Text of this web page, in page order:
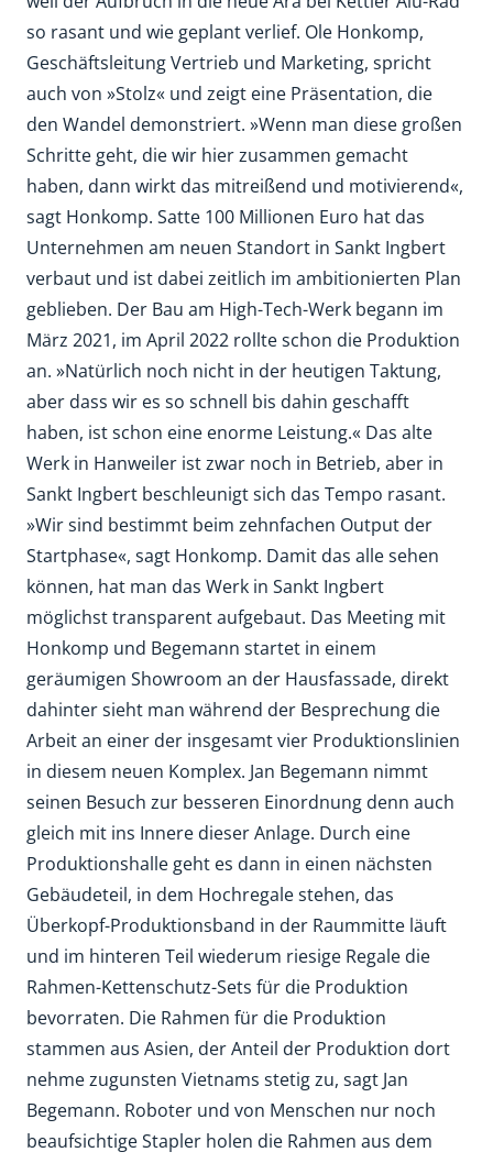
so rasant und wie geplant verlief. Ole Honkomp,
Geschäftsleitung Vertrieb und Marketing, spricht
auch von »Stolz« und zeigt eine Präsentation, die
den Wandel demonstriert. »Wenn man diese großen
Schritte geht, die wir hier zusammen gemacht
haben, dann wirkt das mitreißend und motivierend«,
sagt Honkomp. Satte 100 Millionen Euro hat das
Unternehmen am neuen Standort in Sankt Ingbert
verbaut und ist dabei zeitlich im ambitionierten Plan
geblieben. Der Bau am High-Tech-Werk begann im
März 2021, im April 2022 rollte schon die Produktion
an. »Natürlich noch nicht in der heutigen Taktung,
aber dass wir es so schnell bis dahin geschafft
haben, ist schon eine enorme Leistung.« Das alte
Werk in Hanweiler ist zwar noch in Betrieb, aber in
Sankt Ingbert beschleunigt sich das Tempo rasant.
»Wir sind bestimmt beim zehnfachen Output der
Startphase«, sagt Honkomp. Damit das alle sehen
können, hat man das Werk in Sankt Ingbert
möglichst transparent aufgebaut. Das Meeting mit
Honkomp und Begemann startet in einem
geräumigen Showroom an der Hausfassade, direkt
dahinter sieht man während der Besprechung die
Arbeit an einer der insgesamt vier Produktionslinien
in diesem neuen Komplex. Jan Begemann nimmt
seinen Besuch zur besseren Einordnung denn auch
gleich mit ins Innere dieser Anlage. Durch eine
Produktionshalle geht es dann in einen nächsten
Gebäudeteil, in dem Hochregale stehen, das
Überkopf-Produktionsband in der Raummitte läuft
und im hinteren Teil wiederum riesige Regale die
Rahmen-Kettenschutz-Sets für die Produktion
bevorraten. Die Rahmen für die Produktion
stammen aus Asien, der Anteil der Produktion dort
nehme zugunsten Vietnams stetig zu, sagt Jan
Begemann. Roboter und von Menschen nur noch
beaufsichtige Stapler holen die Rahmen aus dem